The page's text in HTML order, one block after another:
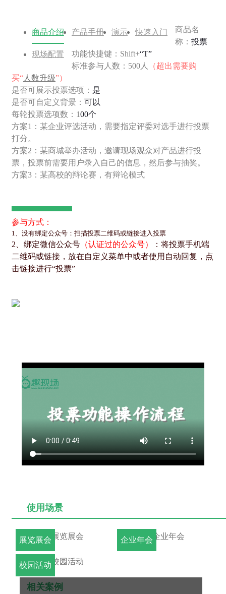
商品介绍 产品手册 演示 快速入门
现场配置
商品名
称： 投票
功能快捷键：Shift+“T”
标准参与人数：500人
（超出需要购
买“ 人数升级”）
是否可展示投票选项： 是
是否可自定义背景： 可以
每轮投票选项数：100个
方案1：某企业评选活动，需要指定评委对选手进行投票
打分。
方案2：某商城举办活动，邀请现场观众对产品进行投
票，投票前需要用户录入自己的信息，然后参与抽奖。
方案3：某高校的辩论赛，有辩论模式
参与方式：
1、没有绑定公众号：扫描投票二维码或链接进入投票
2、绑定微信公众号 （认证过的公众号）
：将投票手机端
二维码或链接，放在自定义菜单中或者使用自动回复，点
击链接进行“投票”
使用场景
展览展会 企业年会
校园活动
相关案例